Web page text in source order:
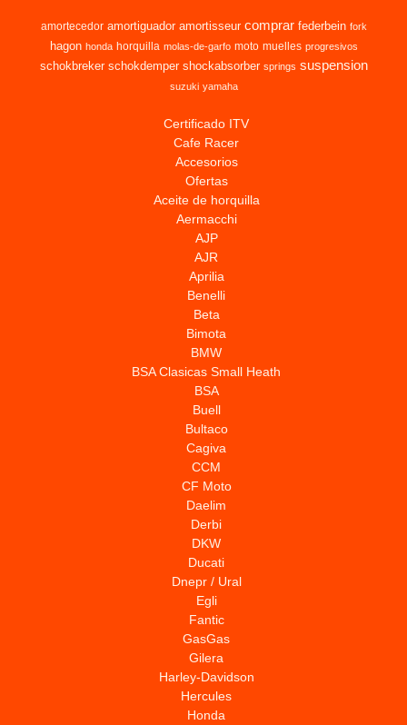
amortecedor amortiguador amortisseur comprar federbein fork
hagon honda horquilla molas-de-garfo moto muelles progresivos
schokbreker schokdemper shockabsorber springs suspension
suzuki yamaha
Certificado ITV
Cafe Racer
Accesorios
Ofertas
Aceite de horquilla
Aermacchi
AJP
AJR
Aprilia
Benelli
Beta
Bimota
BMW
BSA Clasicas Small Heath
BSA
Buell
Bultaco
Cagiva
CCM
CF Moto
Daelim
Derbi
DKW
Ducati
Dnepr / Ural
Egli
Fantic
GasGas
Gilera
Harley-Davidson
Hercules
Honda